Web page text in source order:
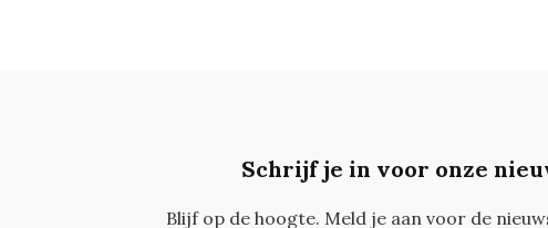
Schrijf je in voor onze
Blijf op de hoogte. Meld je aan voor de